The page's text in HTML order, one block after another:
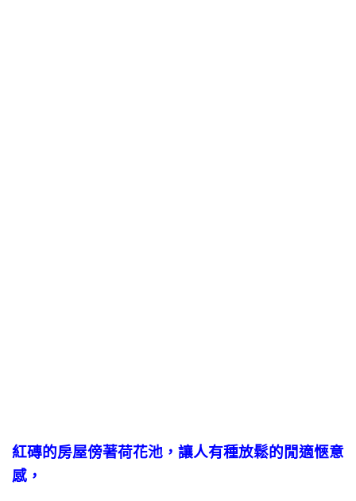
紅磚的房屋傍著荷花池，讓人有種放鬆的閒適愜意
感，